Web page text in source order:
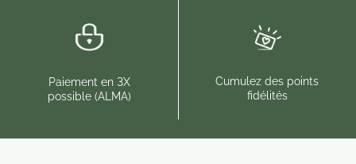
Paiement en 3X
possible (ALMA)
Cumulez des points
fidélités